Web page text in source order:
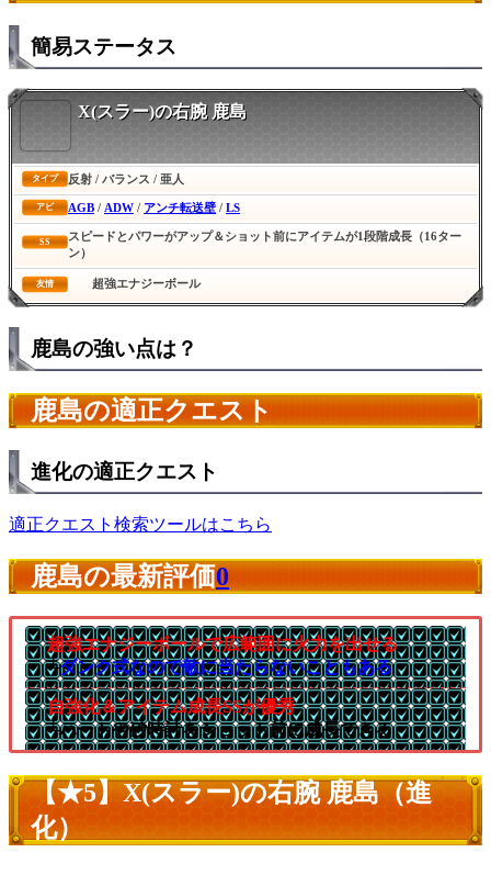
簡易ステータス
X(スラー)の右腕 鹿島
タイプ 反射 / バランス / 亜人
アビ AGB / ADW / アンチ転送壁 / LS
SS
スピードとパワーがアップ＆ショット前にアイテムが1段階成長（16ター
ン）
友情 超強エナジーボール
鹿島の強い点は？
鹿島の適正クエスト
進化の適正クエスト
適正クエスト検索ツールはこちら
鹿島の最新評価0
超強エナジーボールで広範囲に火力を出せる
└ダンク式なので敵に当たらないこともある
自強化＆アイテム成長SSが優秀
└ハートや砂時計をショット前に成長できる
【★5】X(スラー)の右腕 鹿島（進
化）